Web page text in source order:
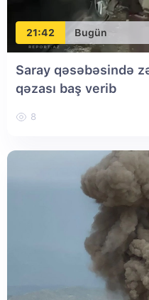
21:42 Bugün
Saray qəsəbəsində
qəzası baş verib
8